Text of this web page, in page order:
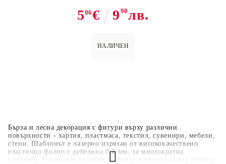
506€ 9 90лв.
НАЛИЧЕН
Бърза и лесна декорация с фигури върху различни
повърхности - хартия, пластмаса, текстил, сувенири, мебели,
стени. Шаблонът е лазерно изрязан от висококачествено
еластично фолио с дебелина 0,2 мм, за многократна
употреба. Подходящ за работа с бои и пасти на водна основа